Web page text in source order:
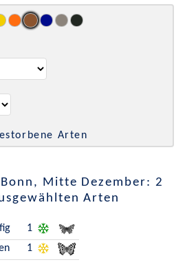
Arten
Mitte Dezember: 2
Arten
1
1